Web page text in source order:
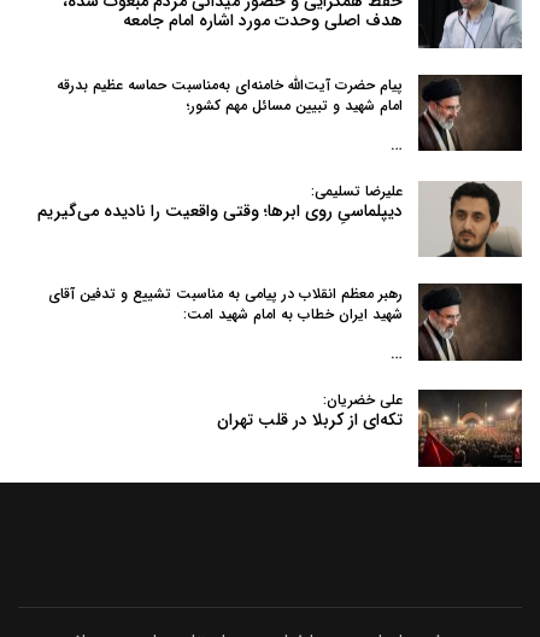
هدف اصلی وحدت مورد اشاره امام جامعه
پیام حضرت آیت‌الله خامنه‌ای به‌مناسبت حماسه عظیم بدرقه
امام شهید و تبیین مسائل مهم کشور؛
…
علیرضا تسلیمی:
دیپلماسیِ روی ابرها؛ وقتی واقعیت را نادیده می‌گیریم
رهبر معظم انقلاب در پیامی به‌ مناسبت تشییع و تدفین آقای
شهید ایران خطاب به امام شهید امت:
…
علی خضریان:
تکه‌ای از کربلا در قلب تهران